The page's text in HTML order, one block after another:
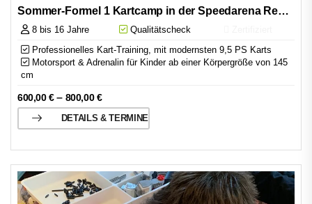
Sommer-Formel 1 Kartcamp in der Speedarena Rechnitz
8 bis 16 Jahre Qualitätscheck
Professionelles Kart-Training, mit modernsten 9,5 PS Karts
Motorsport & Adrenalin für Kinder ab einer Körpergröße von 145
cm
600,00€– 800,00€
DETAILS & TERMINE